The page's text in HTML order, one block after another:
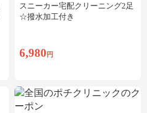
スニーカー宅配クリーニング2足
☆撥水加工付き
6,980 円